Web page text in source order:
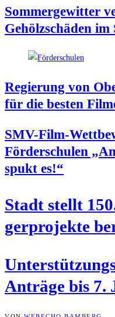
Som­mer­ge­wit­ter
Gehölz­schä­den
Regie­rung von
für die bes­ten
SMV-Film-
För­der­schu­len
spukt es!“
Stadt stellt
ger­pro­jek­te
Anträ­ge bis 7.